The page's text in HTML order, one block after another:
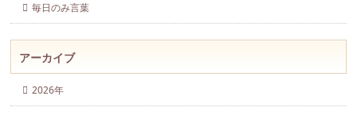
毎日のみ言葉
アーカイブ
2026年